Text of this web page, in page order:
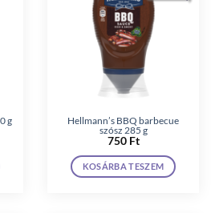
g
Hellmann’s BBQ barbecue
szósz 285 g
750 Ft
KOSÁRBA TESZEM